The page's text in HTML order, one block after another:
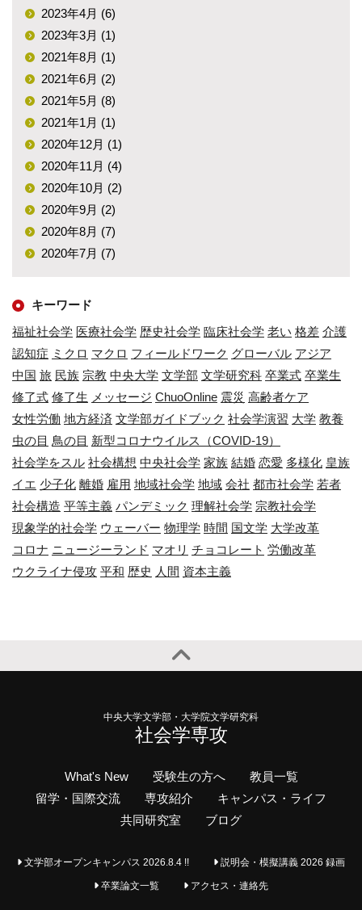
2023年4月 (6)
2023年3月 (1)
2021年8月 (1)
2021年6月 (2)
2021年5月 (8)
2021年1月 (1)
2020年12月 (1)
2020年11月 (4)
2020年10月 (2)
2020年9月 (2)
2020年8月 (7)
2020年7月 (7)
キーワード
福祉社会学 医療社会学 歴史社会学 臨床社会学 老い 格差 介護
認知症 ミクロ マクロ フィールドワーク グローバル アジア
中国 旅 民族 宗教 中央大学 文学部 文学研究科 卒業式 卒業生
修了式 修了生 メッセージ ChuoOnline 震災 高齢者ケア
女性労働 地方経済 文学部ガイドブック 社会学演習 大学 教養
虫の目 鳥の目 新型コロナウイルス（COVID-19）
社会学をスル 社会構想 中央社会学 家族 結婚 恋愛 多様化 皇族
イエ 少子化 離婚 雇用 地域社会学 地域 会社 都市社会学 若者
社会構造 平等主義 パンデミック 理解社会学 宗教社会学
現象学的社会学 ウェーバー 物理学 時間 国文学 大学改革
コロナ ニュージーランド マオリ チョコレート 労働改革
ウクライナ侵攻 平和 歴史 人間 資本主義
中央大学文学部・大学院文学研究科
社会学専攻
What's New 受験生の方へ
教員一覧
留学・国際交流
専攻紹介
キャンパス・ライフ
共同研究室
ブログ
文学部オープンキャンパス 2026.8.4 !! 説明会・模擬講義 2026 録画
卒業論文一覧 アクセス・連絡先